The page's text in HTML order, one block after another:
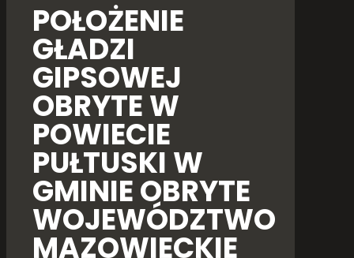
POŁOŻENIE
GŁADZI
GIPSOWEJ
OBRYTE W
POWIECIE
PUŁTUSKI W
GMINIE OBRYTE
WOJEWÓDZTWO
MAZOWIECKIE